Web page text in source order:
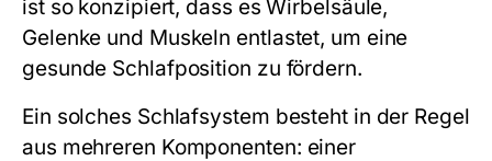
ist so konzipiert, dass es Wirbelsäule,
Gelenke und Muskeln entlastet, um eine
gesunde Schlafposition zu fördern.
Ein solches Schlafsystem besteht in der Regel
aus mehreren Komponenten: einer